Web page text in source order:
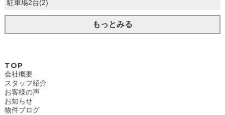
駐車場2台(2)
もっとみる
TOP
会社概要
スタッフ紹介
お客様の声
お知らせ
物件ブログ